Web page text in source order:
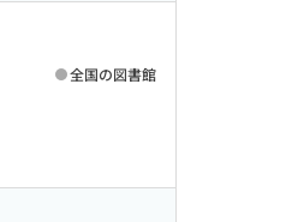
全国の図書館